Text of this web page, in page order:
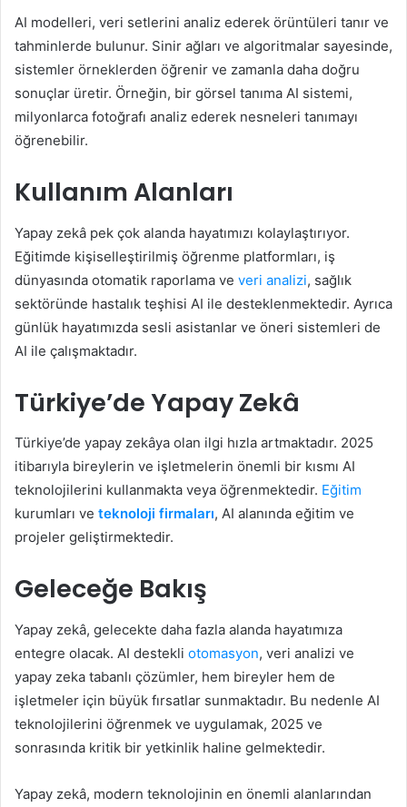
AI modelleri, veri setlerini analiz ederek örüntüleri tanır ve
tahminlerde bulunur. Sinir ağları ve algoritmalar sayesinde,
sistemler örneklerden öğrenir ve zamanla daha doğru
sonuçlar üretir. Örneğin, bir görsel tanıma AI sistemi,
milyonlarca fotoğrafı analiz ederek nesneleri tanımayı
öğrenebilir.
Kullanım Alanları
Yapay zekâ pek çok alanda hayatımızı kolaylaştırıyor.
Eğitimde kişiselleştirilmiş öğrenme platformları, iş
dünyasında otomatik raporlama ve veri analizi, sağlık
sektöründe hastalık teşhisi AI ile desteklenmektedir. Ayrıca
günlük hayatımızda sesli asistanlar ve öneri sistemleri de
AI ile çalışmaktadır.
Türkiye’de Yapay Zekâ
Türkiye’de yapay zekâya olan ilgi hızla artmaktadır. 2025
itibarıyla bireylerin ve işletmelerin önemli bir kısmı AI
teknolojilerini kullanmakta veya öğrenmektedir. Eğitim
kurumları ve teknoloji firmaları, AI alanında eğitim ve
projeler geliştirmektedir.
Geleceğe Bakış
Yapay zekâ, gelecekte daha fazla alanda hayatımıza
entegre olacak. AI destekli otomasyon, veri analizi ve
yapay zeka tabanlı çözümler, hem bireyler hem de
işletmeler için büyük fırsatlar sunmaktadır. Bu nedenle AI
teknolojilerini öğrenmek ve uygulamak, 2025 ve
sonrasında kritik bir yetkinlik haline gelmektedir.
Yapay zekâ, modern teknolojinin en önemli alanlarından